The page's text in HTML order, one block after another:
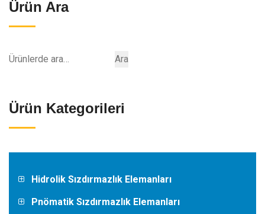
Ürün Ara
Ara: Ara
Ürün Kategorileri
Hidrolik Sızdırmazlık Elemanları
Pnömatik Sızdırmazlık Elemanları